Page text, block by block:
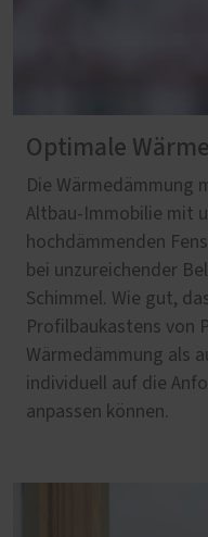
Optimale
Die Wärmedämmung
Altbau-Immobilie mit
hochdämmenden
bei unzureichender
Schimmel. Wie gut,
Profilbaukastens von
Wärmedämmung als
individuell auf die
anpassen können.